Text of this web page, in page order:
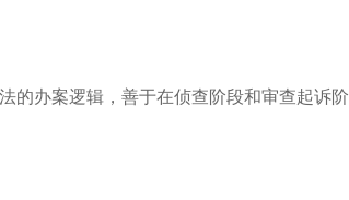
的办案逻辑，善于在侦查阶段和审查起诉阶